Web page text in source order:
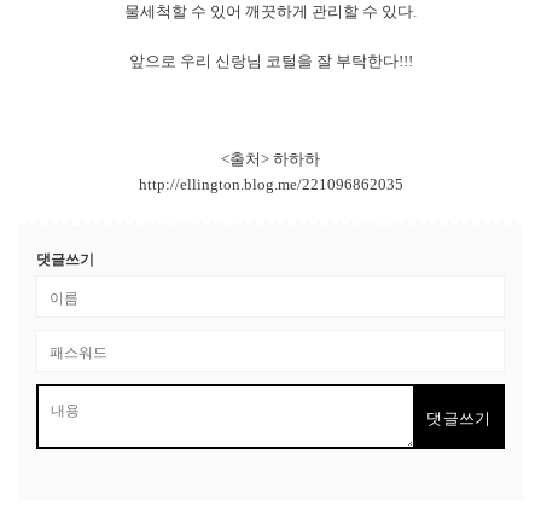
물세척할 수 있어 깨끗하게 관리할 수 있다.
앞으로 우리 신랑님 코털을 잘 부탁한다!!!
<출처> 하하하
http://ellington.blog.me/221096862035
댓글쓰기
댓글쓰기